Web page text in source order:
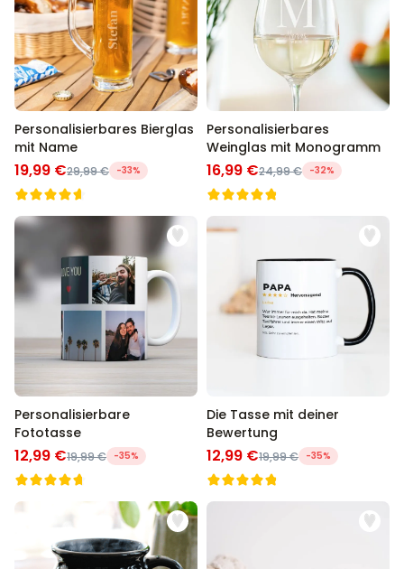
Personalisierbares Bierglas
mit Name
19,99 €29,99 € -33%
Personalisierbares
Weinglas mit Monogramm
16,99 €24,99 € -32%
Personalisierbare
Fototasse
12,99 €19,99 € -35%
Die Tasse mit deiner
Bewertung
12,99 €19,99 € -35%